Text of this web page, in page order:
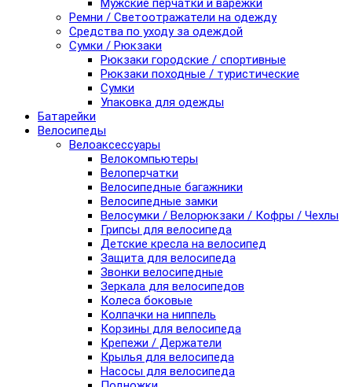
Мужские перчатки и варежки
Ремни / Светоотражатели на одежду
Средства по уходу за одеждой
Сумки / Рюкзаки
Рюкзаки городские / спортивные
Рюкзаки походные / туристические
Сумки
Упаковка для одежды
Батарейки
Велосипеды
Велоаксессуары
Велокомпьютеры
Велоперчатки
Велосипедные багажники
Велосипедные замки
Велосумки / Велорюкзаки / Кофры / Чехлы
Грипсы для велосипеда
Детские кресла на велосипед
Защита для велосипеда
Звонки велосипедные
Зеркала для велосипедов
Колеса боковые
Колпачки на ниппель
Корзины для велосипеда
Крепежи / Держатели
Крылья для велосипеда
Насосы для велосипеда